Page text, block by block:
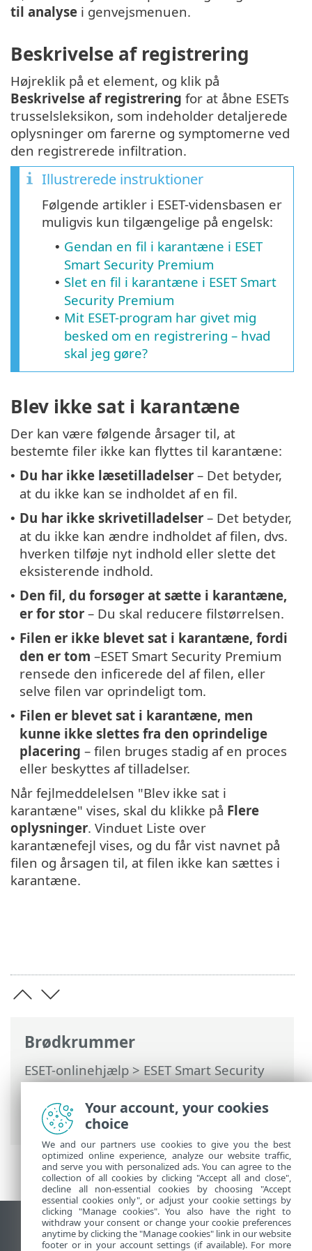
Brødkrummer
ESET-onlinehjælp>ESET Smart Security
Premium>Arbejde med ESET Smart
Security Premium>Værktøjer>
Karantæne
til analyse i genvejsmenuen.
Beskrivelse af registrering
Højreklik på et element, og klik på
Beskrivelse af registrering for at åbne ESETs
trusselsleksikon, som indeholder detaljerede
oplysninger om farerne og symptomerne ved
den registrerede infiltration.
Illustrerede instruktioner
Følgende artikler i ESET-vidensbasen er
muligvis kun tilgængelige på engelsk:
• Gendan en fil i karantæne i ESET
Smart Security Premium
• Slet en fil i karantæne i ESET Smart
Security Premium
• Mit ESET-program har givet mig
besked om en registrering – hvad
skal jeg gøre?
Blev ikke sat i karantæne
Der kan være følgende årsager til, at
bestemte filer ikke kan flyttes til karantæne:
• Du har ikke læsetilladelser – Det betyder,
at du ikke kan se indholdet af en fil.
• Du har ikke skrivetilladelser – Det betyder,
at du ikke kan ændre indholdet af filen, dvs.
hverken tilføje nyt indhold eller slette det
eksisterende indhold.
• Den fil, du forsøger at sætte i karantæne,
er for stor – Du skal reducere filstørrelsen.
• Filen er ikke blevet sat i karantæne, fordi
den er tom –ESET Smart Security Premium
rensede den inficerede del af filen, eller
selve filen var oprindeligt tom.
• Filen er blevet sat i karantæne, men
kunne ikke slettes fra den oprindelige
placering – filen bruges stadig af en proces
eller beskyttes af tilladelser.
Når fejlmeddelelsen "Blev ikke sat i
karantæne" vises, skal du klikke på Flere
oplysninger. Vinduet Liste over
karantænefejl vises, og du får vist navnet på
filen og årsagen til, at filen ikke kan sættes i
karantæne.
Vis computerwebsted
Your account, your cookies
choice
We and our partners use cookies to give you the best
optimized online experience, analyze our website traffic,
and serve you with personalized ads. You can agree to the
collection of all cookies by clicking "Accept all and close",
decline all non-essential cookies by choosing "Accept
essential cookies only", or adjust your cookie settings by
clicking "Manage cookies". You also have the right to
withdraw your consent or change your cookie preferences
anytime by clicking the "Manage cookies" link in our website
footer or in your account settings (if available). For more